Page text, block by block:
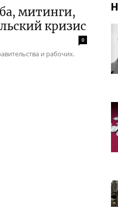
митинги,
кризис
0
и рабочих.